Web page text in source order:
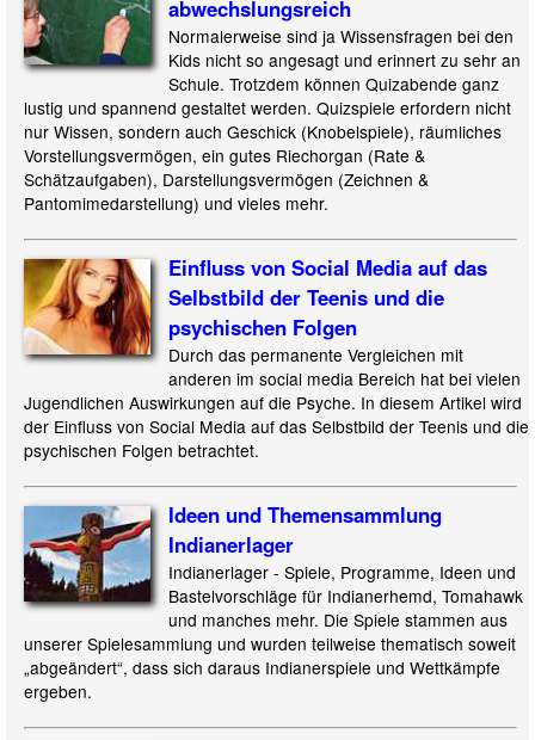
abwechslungsreich
Normalerweise sind ja Wissensfragen bei den
Kids nicht so angesagt und erinnert zu sehr an
Schule. Trotzdem können Quizabende ganz
lustig und spannend gestaltet werden. Quizspiele erfordern nicht
nur Wissen, sondern auch Geschick (Knobelspiele), räumliches
Vorstellungsvermögen, ein gutes Riechorgan (Rate &
Schätzaufgaben), Darstellungsvermögen (Zeichnen &
Pantomimedarstellung) und vieles mehr.
Einfluss von Social Media auf das
Selbstbild der Teenis und die
psychischen Folgen
Durch das permanente Vergleichen mit
anderen im social media Bereich hat bei vielen
Jugendlichen Auswirkungen auf die Psyche. In diesem Artikel wird
der Einfluss von Social Media auf das Selbstbild der Teenis und die
psychischen Folgen betrachtet.
Ideen und Themensammlung
Indianerlager
Indianerlager - Spiele, Programme, Ideen und
Bastelvorschläge für Indianerhemd, Tomahawk
und manches mehr. Die Spiele stammen aus
unserer Spielesammlung und wurden teilweise thematisch soweit
„abgeändert“, dass sich daraus Indianerspiele und Wettkämpfe
ergeben.